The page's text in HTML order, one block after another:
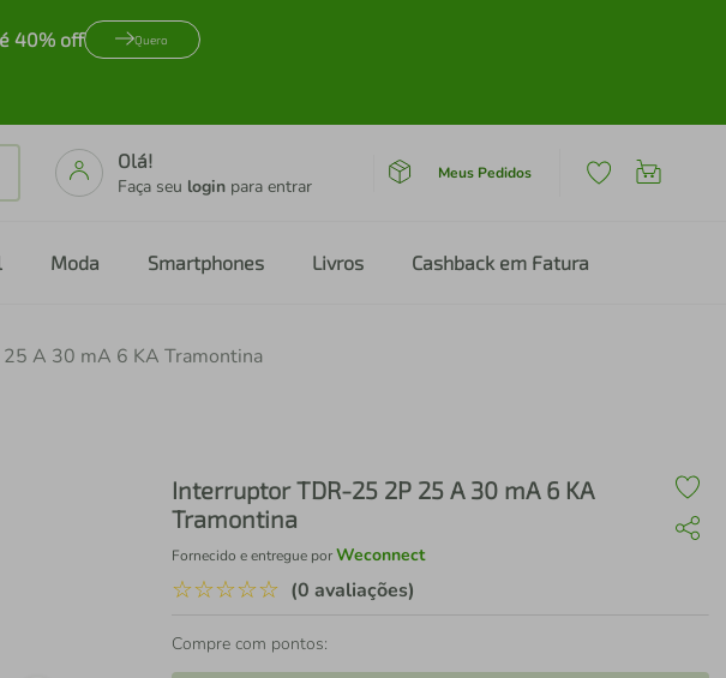
40% off Quero
Olá!
Faça seu login para entrar
Meus Pedidos
Moda Smartphones Livros Cashback em Fatura
A 30 mA 6 KA Tramontina
Interruptor TDR-25 2P 25 A 30 mA 6 KA
Tramontina
Fornecido e entregue porWeconnect
☆☆☆☆☆ (0 avaliações)
Compre com pontos: